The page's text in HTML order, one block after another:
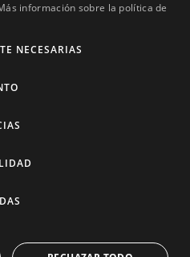
SPANISH
información sobre la política de
NECESARIAS